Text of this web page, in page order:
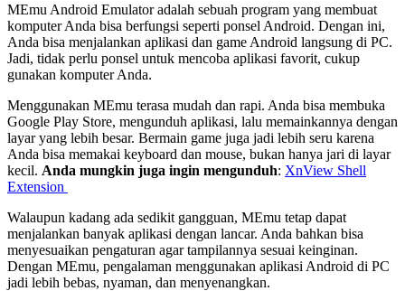
MEmu Android Emulator adalah sebuah program yang membuat
komputer Anda bisa berfungsi seperti ponsel Android. Dengan ini,
Anda bisa menjalankan aplikasi dan game Android langsung di PC.
Jadi, tidak perlu ponsel untuk mencoba aplikasi favorit, cukup
gunakan komputer Anda.
Menggunakan MEmu terasa mudah dan rapi. Anda bisa membuka
Google Play Store, mengunduh aplikasi, lalu memainkannya dengan
layar yang lebih besar. Bermain game juga jadi lebih seru karena
Anda bisa memakai keyboard dan mouse, bukan hanya jari di layar
kecil. Anda mungkin juga ingin mengunduh: XnView Shell
Extension
Walaupun kadang ada sedikit gangguan, MEmu tetap dapat
menjalankan banyak aplikasi dengan lancar. Anda bahkan bisa
menyesuaikan pengaturan agar tampilannya sesuai keinginan.
Dengan MEmu, pengalaman menggunakan aplikasi Android di PC
jadi lebih bebas, nyaman, dan menyenangkan.